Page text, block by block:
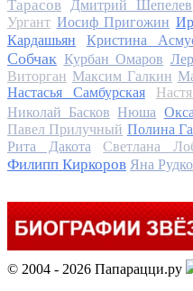
Тарасов Дмитрий Шепелев
Ургант Иосиф Пригожин
Кардашьян
Кристина
Собчак Курбан Омаров
Виторган Максим Галкин
Настасья Самбурская
Николай Басков Нюша
Павел Прилучный Полина
Рита Дакота
Светлана
Филипп Киркоров Яна
© 2004 - 2026 Папарацци.ру